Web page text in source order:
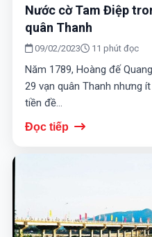
Nước cờ Tam Điệp
quân Thanh
09/02/2023 11 phút đọc
Năm 1789, Hoàng đế
29 vạn quân Thanh nhưng
tiền đề...
Đọc tiếp